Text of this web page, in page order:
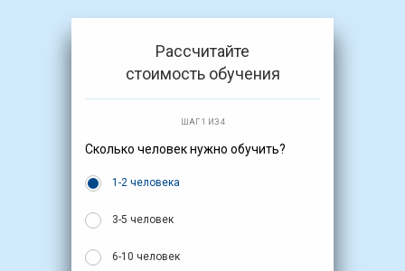
Рассчитайте
стоимость обучения
ШАГ 1 ИЗ 4
Сколько человек нужно обучить?
1-2 человека
3-5 человек
6-10 человек